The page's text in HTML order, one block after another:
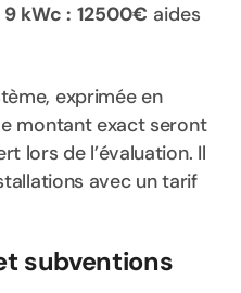
9 kWc : 12500€ aides
exprimée en
montant exact seront
lors de l’évaluation. Il
avec un tarif
subventions